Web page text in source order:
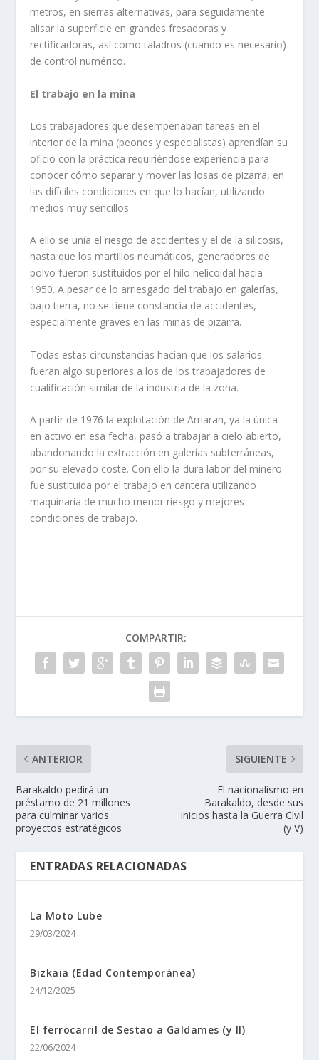
metros, en sierras alternativas, para seguidamente
alisar la superficie en grandes fresadoras y
rectificadoras, así como taladros (cuando es necesario)
de control numérico.
El trabajo en la mina
Los trabajadores que desempeñaban tareas en el
interior de la mina (peones y especialistas) aprendían su
oficio con la práctica requiriéndose experiencia para
conocer cómo separar y mover las losas de pizarra, en
las difíciles condiciones en que lo hacían, utilizando
medios muy sencillos.
A ello se unía el riesgo de accidentes y el de la silicosis,
hasta que los martillos neumáticos, generadores de
polvo fueron sustituidos por el hilo helicoidal hacia
1950. A pesar de lo arriesgado del trabajo en galerías,
bajo tierra, no se tiene constancia de accidentes,
especialmente graves en las minas de pizarra.
Todas estas circunstancias hacían que los salarios
fueran algo superiores a los de los trabajadores de
cualificación similar de la industria de la zona.
A partir de 1976 la explotación de Arriaran, ya la única
en activo en esa fecha, pasó a trabajar a cielo abierto,
abandonando la extracción en galerías subterráneas,
por su elevado coste. Con ello la dura labor del mi­nero
fue sustituida por el trabajo en cantera utilizando
maquinaria de mu­cho menor riesgo y mejores
condiciones de trabajo.
COMPARTIR:
ANTERIOR
Barakaldo pedirá un
préstamo de 21 millones
para culminar varios
proyectos estratégicos
SIGUIENTE
El nacionalismo en
Barakaldo, desde sus
inicios hasta la Guerra Civil
(y V)
ENTRADAS RELACIONADAS
La Moto Lube
29/03/2024
Bizkaia (Edad Contemporánea)
24/12/2025
El ferrocarril de Sestao a Galdames (y II)
22/06/2024